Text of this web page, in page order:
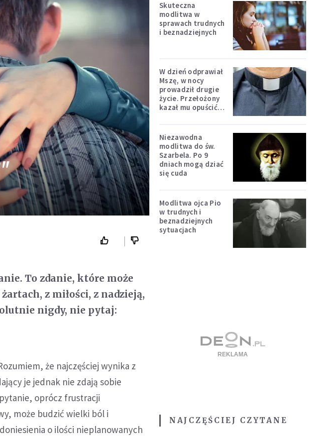
To zdanie, które może
z miłości, z nadzieją,
nigdy, nie pytaj:
że najczęściej wynika z
je jednak nie zdają sobie
oprócz frustracji
może budzić wielki ból i
o ilości nieplanowanych
Skuteczna
modlitwa w
sprawach trudnych
i beznadziejnych
W dzień odprawiał
Mszę, w nocy
prowadził drugie
życie. Przełożony
kazał mu opuścić
Niezawodna
modlitwa do św.
Szarbela. Po 9
dniach mogą dziać
się cuda
Modlitwa ojca Pio
w trudnych i
beznadziejnych
sytuacjach
NAJCZĘŚCIEJ CZYTANE